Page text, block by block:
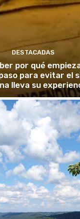
DESTACADAS
por qué
para evitar el
lleva su